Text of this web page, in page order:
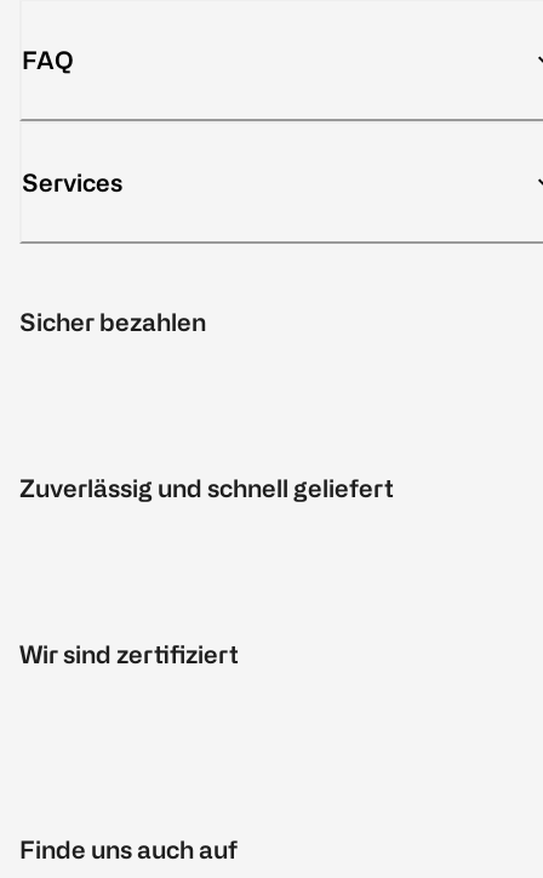
FAQ
Services
Sicher bezahlen
Zuverlässig und schnell geliefert
Wir sind zertifiziert
Finde uns auch auf